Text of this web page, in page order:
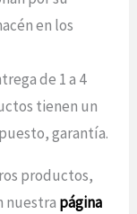
en los
de 1 a 4
tienen un
garantía.
productos,
nuestra página